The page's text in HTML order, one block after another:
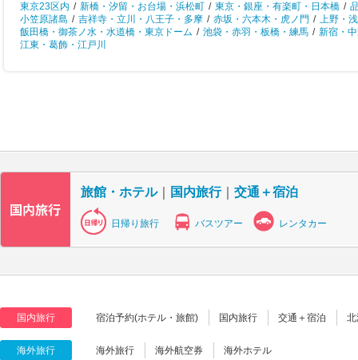
東京23区内 / 新橋・汐留・お台場・浜松町 / 東京・銀座・有楽町・日本橋 /
小笠原諸島 / 吉祥寺・立川・八王子・多摩 / 赤坂・六本木・虎ノ門 / 上野・
飯田橋・御茶ノ水・水道橋・東京ドーム / 池袋・赤羽・板橋・練馬 / 新宿・
江東・葛飾・江戸川
旅館・ホテル｜ 国内旅行｜ 交通＋宿泊
日帰り旅行 バスツアー レンタカー
国内旅行 宿泊予約(ホテル・旅館) 国内旅行 交通＋宿泊
海外旅行 海外旅行 海外航空券 海外ホテル